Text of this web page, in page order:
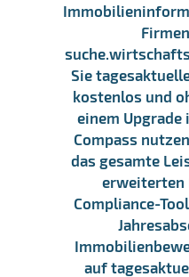
Sie
kostenlos und
einem
Compass
das gesamte
erweiterten
Compliance-
auf